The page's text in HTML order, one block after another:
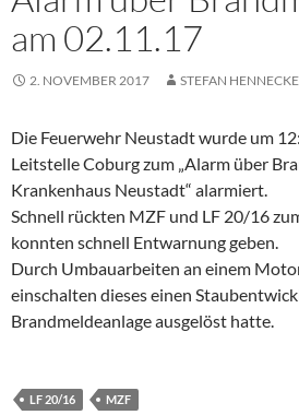
am 02.11.17
2. NOVEMBER 2017 STEFAN HENNECKE
Die Feuerwehr Neustadt wurde um
Leitstelle Coburg zum „Alarm über
Krankenhaus Neustadt“ alarmiert.
Schnell rückten MZF und LF 20/16
konnten schnell Entwarnung geben.
Durch Umbauarbeiten an einem
einschalten dieses einen
Brandmeldeanlage ausgelöst hatte.
LF 20/16 MZF